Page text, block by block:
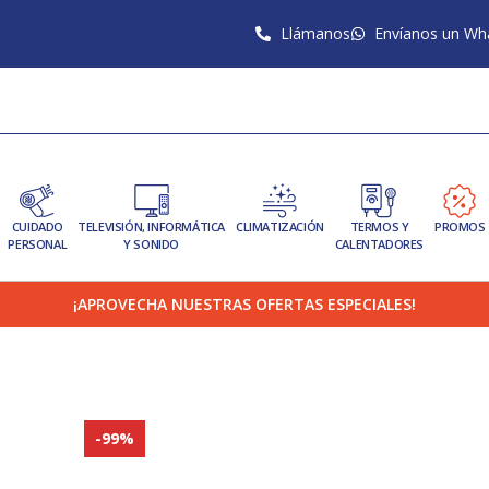
Llámanos Envíanos un
CUIDADO
PERSONAL
TELEVISIÓN, INFORMÁTICA
Y SONIDO
CLIMATIZACIÓN
TERMOS Y
CALENTADORES
PROMOS
¡APROVECHA NUESTRAS OFERTAS ESPECIALES!
-99%